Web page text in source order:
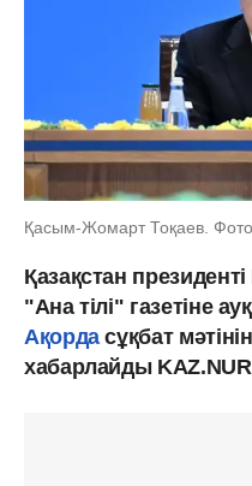
Қасым-Жомарт Тоқаев.
Қазақстан
"Ана тiлi" газетіне
Ақордасұқбат
хабарлайды